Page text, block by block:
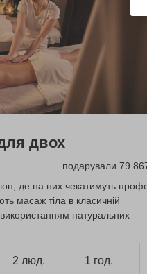
двох
подарували 79
де на них чекатимуть
масаж тіла в класичній
використанням натуральних
2 люд. 1 год.